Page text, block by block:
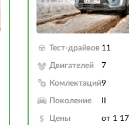
Тест-драйвов 11
Двигателей 7
Комлектаций9
Поколение
Цены
от 1